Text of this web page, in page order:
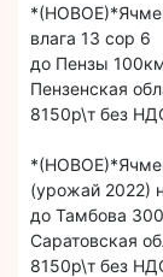
влага 13 сор 6
до Пензы
Пензенская
8150р\т без
(урожай 2022)
до Тамбова
Саратовская
8150р\т без